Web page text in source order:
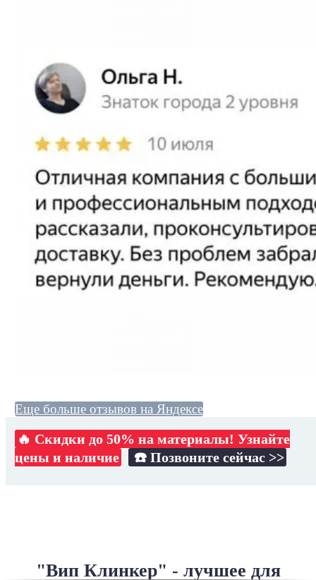
Еще больше отзывов на Яндексе
🔥 Скидки до 50% на материалы! Узнайте
цены и наличие
☎️ Позвоните сейчас >>
"Вип Клинкер" - лучшее для